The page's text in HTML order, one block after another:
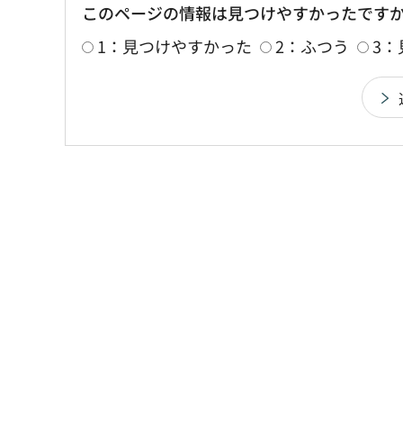
このページの情報は見つけやすかったです
1：見つけやすかった
2：ふつう 3：